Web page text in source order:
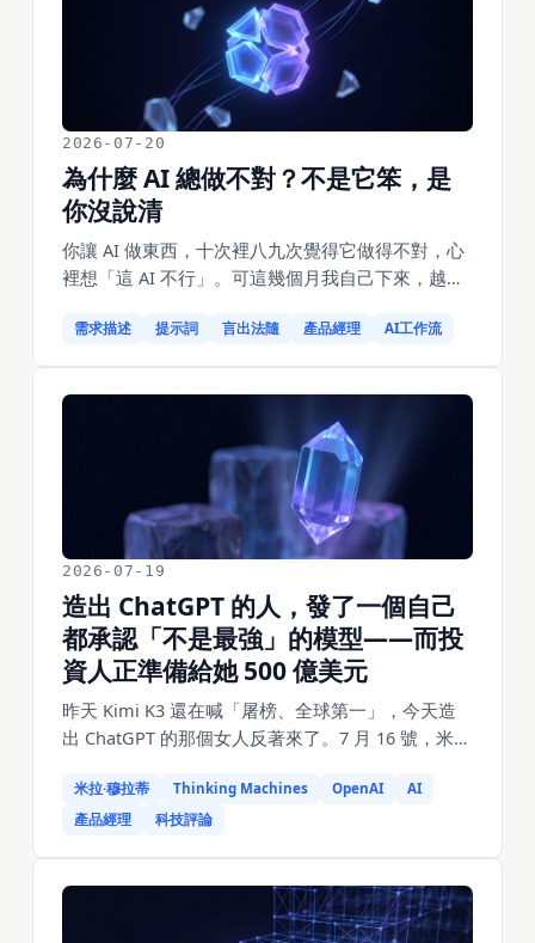
外，射門數 20 比 2。換句話說：西班牙贏阿根廷，
不是找來一個更強的天才，是用一套不依賴任何單
個人的系統，鎖死了那個最強的個人。這場決賽，
也悄悄給每一個做產品、帶團隊的人上了一課。
2026-07-20
為什麼 AI 總做不對？不是它笨，是
你沒說清
你讓 AI 做東西，十次裡八九次覺得它做得不對，心
裡想「這 AI 不行」。可這幾個月我自己下來，越來
是我沒說清。同一個需求，換個說法，它一次就做
結的一套「需求描述法」攤開：一條能讓 AI 一次做
對的需求有哪五個零件、五個最常見的說不清怎麼
修、三個讓它從「手」變成「腦子」的招式。都是
需求描述 提示詞 言出法隨 產品經理 AI工作流
2026-07-19
造出 ChatGPT 的人，發了一個自己
都承認「不是最強」的模型——而投
資人正準備給她 500 億美元
昨天 Kimi K3 還在喊「屠榜、全球第一」，今天造
出 ChatGPT 的那個女人反著來了。7 月 16 號，米拉
975B 開源模型、原生多模態、思考力度可調，官方
卻在發布裡白紙黑字寫著「這不是當今最強的模
輪募資，比去年 7 月翻了四倍。一個發了「不是最
強」模型的人，憑什麼值 500 億？答案藏在她最擅
米拉·穆拉蒂 Thinking Machines OpenAI
AI
產品經理
科技評論